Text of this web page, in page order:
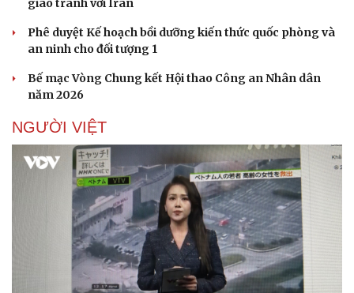
Doanh nhân
Vì cộng đồng
Chuyển đổi số
giao tranh với Iran
Phê duyệt Kế hoạch bồi dưỡng kiến thức quốc phòng và
an ninh cho đối tượng 1
Bế mạc Vòng Chung kết Hội thao Công an Nhân dân
năm 2026
NGƯỜI VIỆT